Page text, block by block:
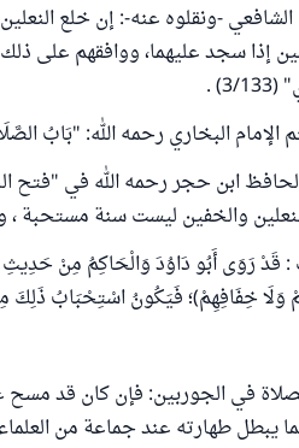
-ونقلوه عنه-: إن خلع
إذا سجد عليهما، ووافقهم على
.
الإمام البخاري رحمه الله: "بَابُ
والخفين ليست سنة مستحبة
قَدْ رَوَى أَبُو دَاوُدَ وَالْحَاكِمُ مِنْ حَدِيثِ
وَلَا خِفَافِهِمْ)؛ فَيَكُونُ اسْتِحْبَابُ ذَلِكَ
في الجوربين: فإن كان قد مسح
يبطل طهارته عند جماعة من